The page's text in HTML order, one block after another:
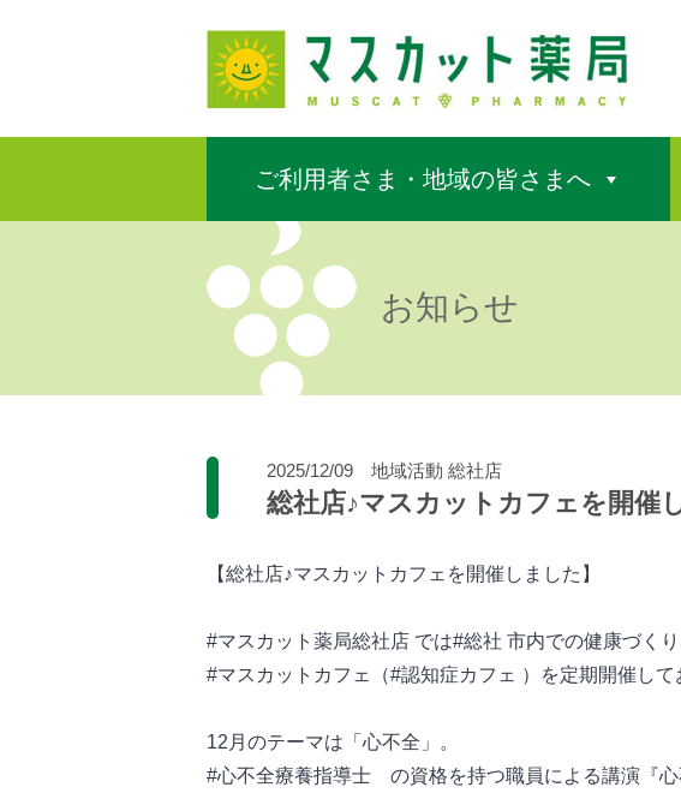
ご利用者さま・地域の皆さまへ
お知らせ
2025/12/09 地域活動 総社店
総社店♪マスカットカフェを開催
【総社店♪マスカットカフェを開催しました】
#マスカット薬局総社店 では#総社 市内での健康づく
#マスカットカフェ（#認知症カフェ ）を定期開催して
12月のテーマは「心不全」。
#心不全療養指導士 の資格を持つ職員による講演『